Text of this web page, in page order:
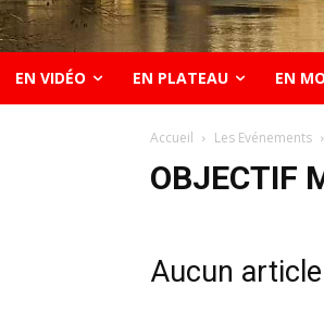
EN VIDÉO EN PLATEAU EN
Accueil Les Evénements
OBJECTIF
Aucun